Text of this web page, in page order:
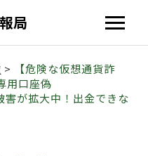
局
>
【危険な仮想通貨詐
用口座偽
が拡大中！出金できな